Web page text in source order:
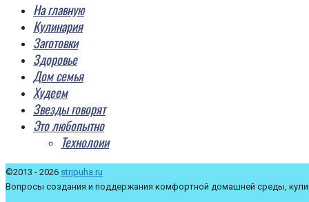
На главную
Кулинария
Заготовки
Здоровье
Дом семья
Худеем
Звезды говорят
Это любопытно
Технолоии
©2013 - 2026 strjpuha.ru
Вопросы создания и поддержания комфортной домашней среды,